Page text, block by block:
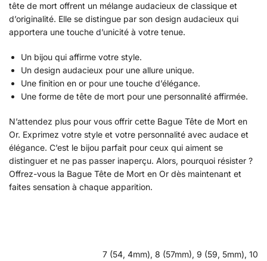
tête de mort offrent un mélange audacieux de classique et
d’originalité. Elle se distingue par son design audacieux qui
apportera une touche d’unicité à votre tenue.
Un bijou qui affirme votre style.
Un design audacieux pour une allure unique.
Une finition en or pour une touche d’élégance.
Une forme de tête de mort pour une personnalité affirmée.
N’attendez plus pour vous offrir cette Bague Tête de Mort en
Or. Exprimez votre style et votre personnalité avec audace et
élégance. C’est le bijou parfait pour ceux qui aiment se
distinguer et ne pas passer inaperçu. Alors, pourquoi résister ?
Offrez-vous la Bague Tête de Mort en Or dès maintenant et
faites sensation à chaque apparition.
7 (54, 4mm), 8 (57mm), 9 (59, 5mm), 10